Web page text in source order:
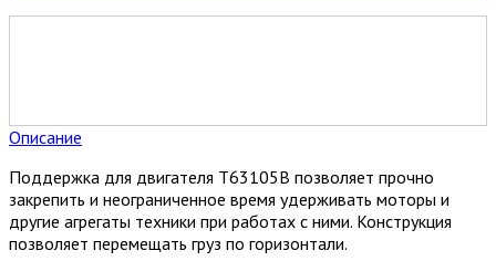
Описание
Поддержка для двигателя T63105B позволяет прочно
закрепить и неограниченное время удерживать моторы и
другие агрегаты техники при работах с ними. Конструкция
позволяет перемещать груз по горизонтали.